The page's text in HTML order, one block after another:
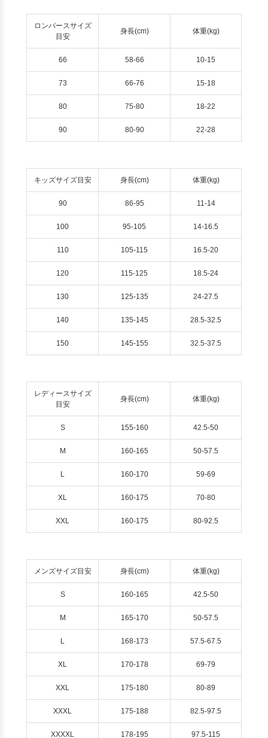
ロンパースサイズ
目安
身長(cm) 体重(kg)
66 58-66 10-15
73 66-76 15-18
80 75-80 18-22
90 80-90 22-28
キッズサイズ目安 身長(cm) 体重(kg)
90 86-95 11-14
100 95-105 14-16.5
110 105-115 16.5-20
120 115-125 18.5-24
130 125-135 24-27.5
140 135-145 28.5-32.5
150 145-155 32.5-37.5
レディースサイズ
目安
身長(cm) 体重(kg)
S 155-160 42.5-50
M 160-165 50-57.5
L 160-170 59-69
XL 160-175 70-80
XXL 160-175 80-92.5
メンズサイズ目安 身長(cm) 体重(kg)
S 160-165 42.5-50
M 165-170 50-57.5
L 168-173 57.5-67.5
XL 170-178 69-79
XXL 175-180 80-89
XXXL 175-188 82.5-97.5
XXXXL 178-195 97.5-115